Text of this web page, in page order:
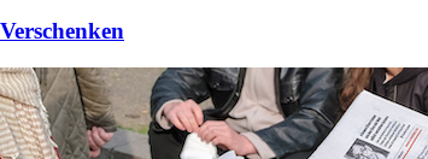
Verschenken